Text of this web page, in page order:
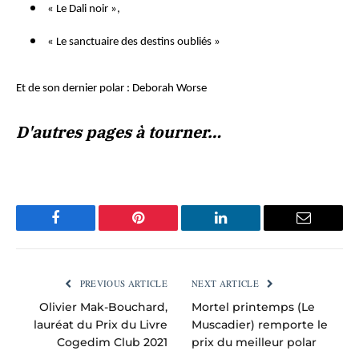
« Le Dali noir »,
« Le sanctuaire des destins oubliés »
Et de son dernier polar : Deborah Worse
D'autres pages à tourner…
Facebook Pinterest LinkedIn Email
PREVIOUS ARTICLE
Olivier Mak-Bouchard,
lauréat du Prix du Livre
Cogedim Club 2021
NEXT ARTICLE
Mortel printemps (Le
Muscadier) remporte le
prix du meilleur polar